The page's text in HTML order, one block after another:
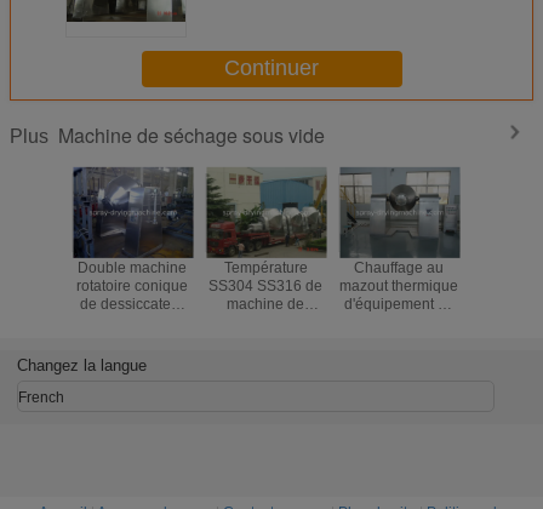
Continuer
Plus Machine de séchage sous vide
Double machine
rotatoire conique
de dessiccateur
Dithionite
d'industrie
Température
SS304 SS316 de
machine de
Chauffage au
mazout thermique
d'équipement de
Changez la langue
French